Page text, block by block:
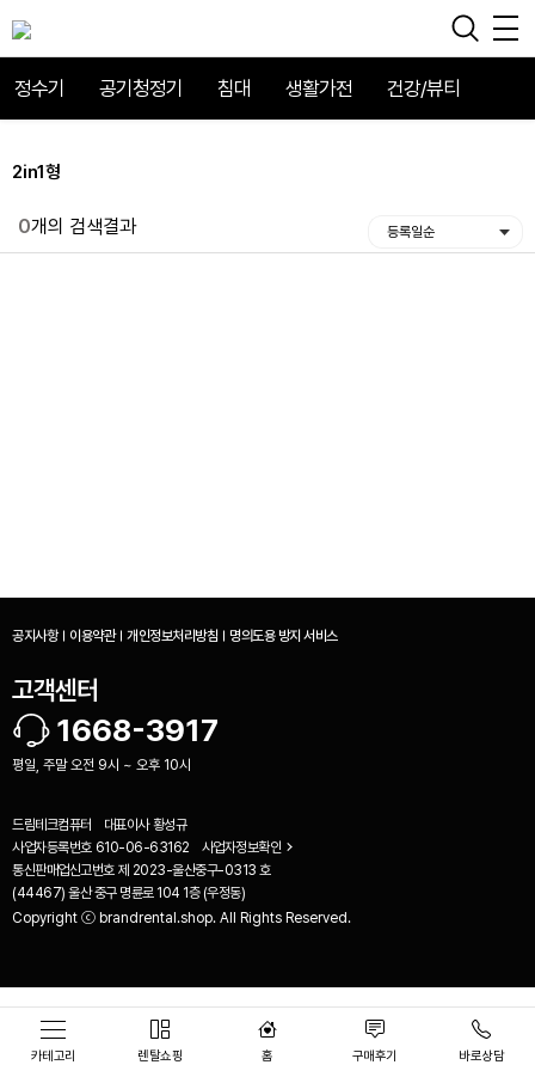
정수기 공기청정기 침대 생활가전 건강/뷰티
2in1형
0개의 검색결과 등록일순
공지사항 이용약관 개인정보처리방침 명의도용 방지 서비스
고객센터
1668-3917
평일, 주말 오전 9시 ~ 오후 10시
드림테크컴퓨터 대표이사 황성규
사업자등록번호 610-06-63162
사업자정보확인
통신판매업신고번호 제 2023-울산중구-0313 호
(44467) 울산 중구 명륜로 104 1층 (우정동)
Copyright ⓒ brandrental.shop. All Rights Reserved.
카테고리 렌탈쇼핑 홈 구매후기 바로상담